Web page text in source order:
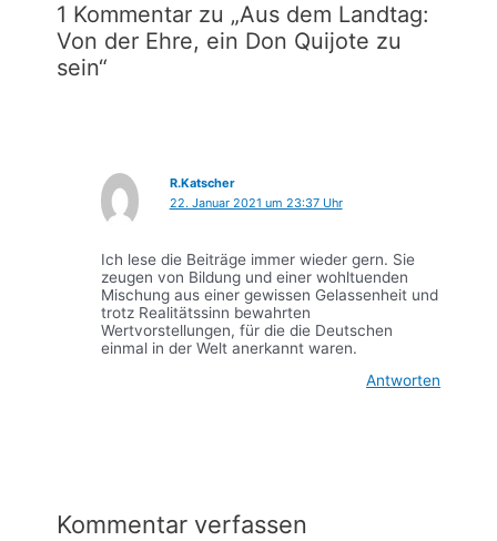
1 Kommentar zu „Aus dem Landtag:
Von der Ehre, ein Don Quijote zu
sein“
R.Katscher
22. Januar 2021 um 23:37 Uhr
Ich lese die Beiträge immer wieder gern. Sie
zeugen von Bildung und einer wohltuenden
Mischung aus einer gewissen Gelassenheit und
trotz Realitätssinn bewahrten
Wertvorstellungen, für die die Deutschen
einmal in der Welt anerkannt waren.
Antworten
Kommentar verfassen